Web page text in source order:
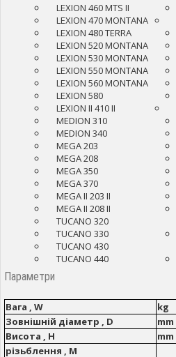
LEXION 460 MTS II
LEXION 470 MONTANA
LEXION 480 TERRA
LEXION 520 MONTANA
LEXION 530 MONTANA
LEXION 550 MONTANA
LEXION 560 MONTANA
LEXION 580
LEXION II 410 II
MEDION 310
MEDION 340
MEGA 203
MEGA 208
MEGA 350
MEGA 370
MEGA II 203 II
MEGA II 208 II
TUCANO 320
TUCANO 330
TUCANO 430
TUCANO 440
Параметри
Вага , W kg
Зовнішній діаметр , D
mm
Висота , H
mm
різьблення , M